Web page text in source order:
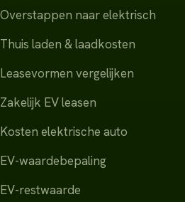
Overstappen naar elektrisch
Thuis laden & laadkosten
Leasevormen vergelijken
Zakelijk EV leasen
Kosten elektrische auto
EV-waardebepaling
EV-restwaarde